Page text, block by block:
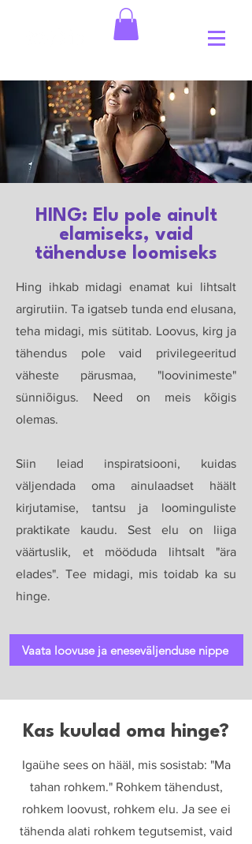
HING: Elu pole ainult
elamiseks, vaid
tähenduse loomiseks
Hing ihkab midagi enamat kui lihtsalt
argirutiin. Ta igatseb tunda end elusana,
teha midagi, mis sütitab. Loovus, kirg ja
tähendus pole vaid privilegeeritud
väheste pärusmaa, "loovinimeste"
sünniõigus. Need on meis kõigis
olemas.
Siin leiad inspiratsiooni, kuidas
väljendada oma ainulaadset häält
kirjutamise, tantsu ja loominguliste
praktikate kaudu. Sest elu on liiga
väärtuslik, et mööduda lihtsalt "ära
elades". Tee midagi, mis toidab ka su
hinge.
Vaata loovuse ja eneseväljenduse nippe
Kas kuulad oma hinge?
Igaühe sees on hääl, mis sosistab: "Ma
tahan rohkem." Rohkem tähendust,
rohkem loovust, rohkem elu. Ja see ei
tähenda alati rohkem tegutsemist, vaid